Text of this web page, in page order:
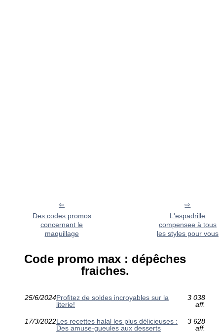
Des codes promos
concernant le
maquillage
L'espadrille
compensee à tous
les styles pour vous
Code promo max : dépêches
fraiches.
25/6/2024Profitez de soldes incroyables sur la
literie!
3 038
aff.
17/3/2022Les recettes halal les plus délicieuses :
Des amuse-gueules aux desserts
3 628
aff.